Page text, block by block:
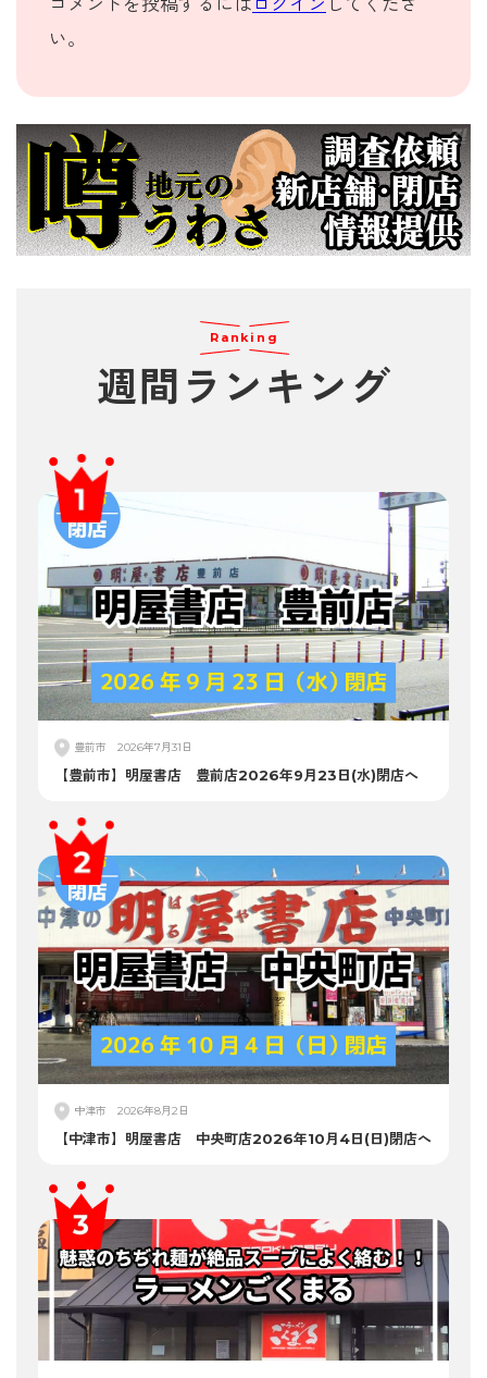
コメントを投稿するには ログイン してくださ
い。
Ranking
週間 ランキング
豊前市 2026年7月31日
【豊前市】明屋書店 豊前店2026年9月23日(水)閉店へ
中津市 2026年8月2日
【中津市】明屋書店 中央町店2026年10月4日(日)閉店へ